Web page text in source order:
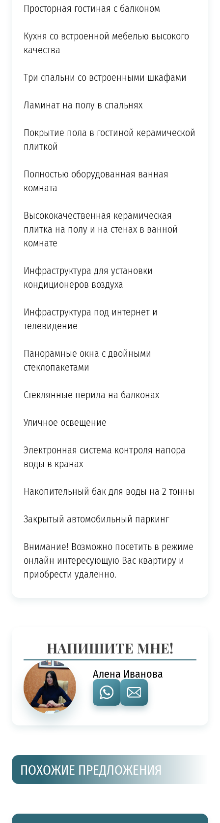
Просторная гостиная с балконом
Кухня со встроенной мебелью высокого
качества
Три спальни со встроенными шкафами
Ламинат на полу в спальнях
Покрытие пола в гостиной керамической
плиткой
Полностью оборудованная ванная
комната
Высококачественная керамическая
плитка на полу и на стенах в ванной
комнате
Инфраструктура для установки
кондиционеров воздуха
Инфраструктура под интернет и
телевидение
Панорамные окна с двойными
стеклопакетами
Стеклянные перила на балконах
Уличное освещение
Электронная система контроля напора
воды в кранах
Накопительный бак для воды на 2 тонны
Закрытый автомобильный паркинг
Внимание! Возможно посетить в режиме
онлайн интересующую Вас квартиру и
приобрести удаленно.
НАПИШИТЕ МНЕ!
Алена Иванова
ПОХОЖИЕ ПРЕДЛОЖЕНИЯ